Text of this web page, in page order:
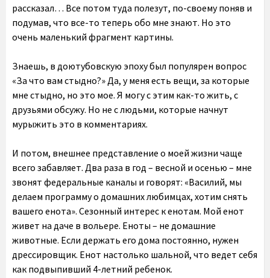
рассказал… Все потом туда полезут, по-своему поняв и
подумав, что все-то теперь обо мне знают. Но это
очень маленький фрагмент картины.
Знаешь, в доютубовскую эпоху был популярен вопрос
«За что вам стыдно?» Да, у меня есть вещи, за которые
мне стыдно, но это мое. Я могу с этим как-то жить, с
друзьями обсужу. Но не с людьми, которые начнут
мурыжить это в комментариях.
И потом, внешнее представление о моей жизни чаще
всего забавляет. Два раза в год – весной и осенью – мне
звонят федеральные каналы и говорят: «Василий, мы
делаем программу о домашних любимцах, хотим снять
вашего енота». Сезонный интерес к енотам. Мой енот
живет на даче в вольере. Еноты – не домашние
животные. Если держать его дома постоянно, нужен
дрессировщик. Енот настолько шальной, что ведет себя
как подвыпивший 4-летний ребенок.